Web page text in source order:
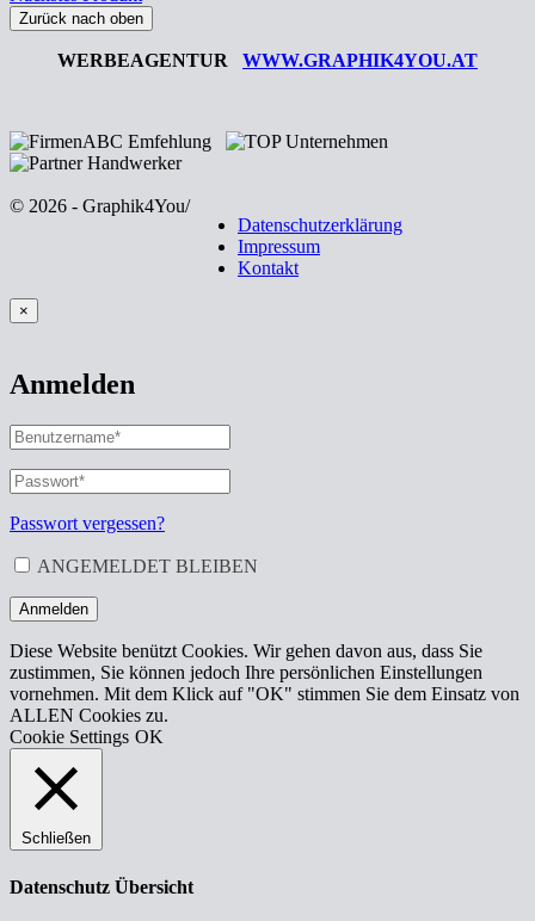
Zurück nach oben
WERBEAGENTUR WWW.GRAPHIK4YOU.AT
© 2026 - Graphik4You/
Datenschutzerklärung
Impressum
Kontakt
×
Anmelden
BENUTZERNAME
ODER
E-
MAIL-
ADRESSE*
ERFORDERLICH
PASSWORT
ERFORDERLICH
Passwort vergessen?
ANGEMELDET BLEIBEN
Anmelden
Diese Website benützt Cookies. Wir gehen davon aus, dass Sie
zustimmen, Sie können jedoch Ihre persönlichen Einstellungen
vornehmen. Mit dem Klick auf "OK" stimmen Sie dem Einsatz von
ALLEN Cookies zu.
Cookie Settings OK
Schließen
Datenschutz Übersicht